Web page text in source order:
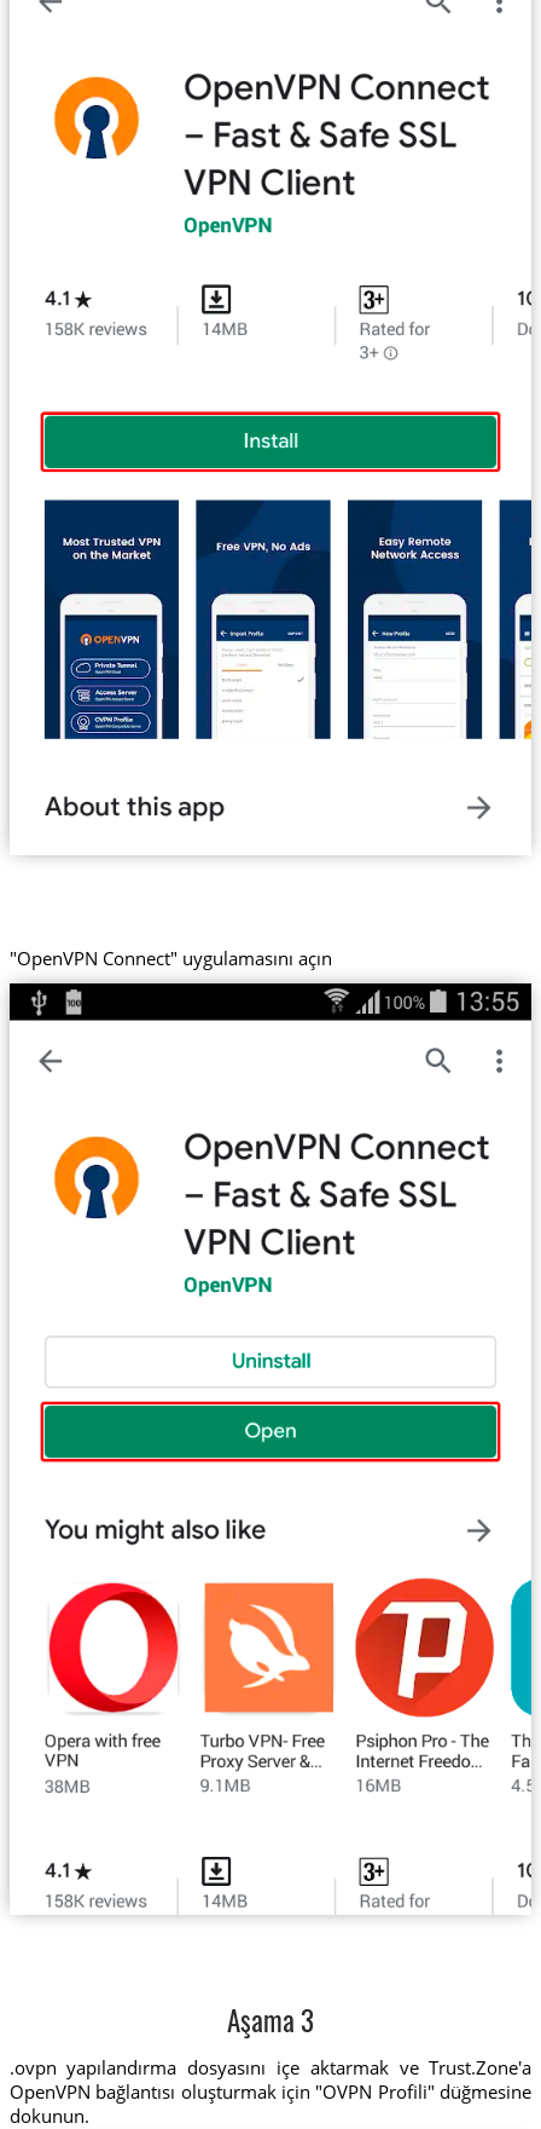
"OpenVPN Connect" uygulamasını açın
Aşama 3
.ovpn yapılandırma dosyasını içe aktarmak ve Trust.Zone'a
OpenVPN bağlantısı oluşturmak için "OVPN Profili" düğmesine
dokunun.